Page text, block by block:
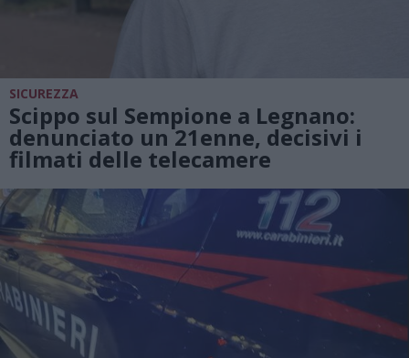
SICUREZZA
Scippo sul Sempione a Legnano:
denunciato un 21enne, decisivi i
filmati delle telecamere